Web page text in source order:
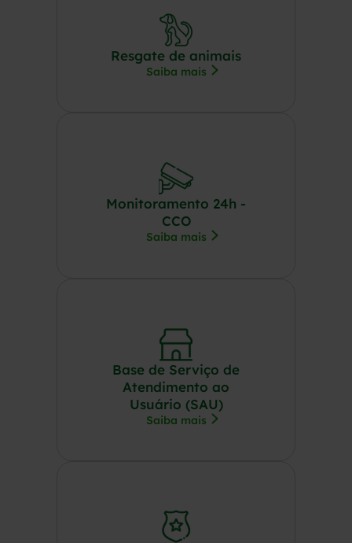
Resgate de animais
Saiba mais
Monitoramento 24h -
CCO
Saiba mais
Base de Serviço de
Atendimento ao
Usuário (SAU)
Saiba mais